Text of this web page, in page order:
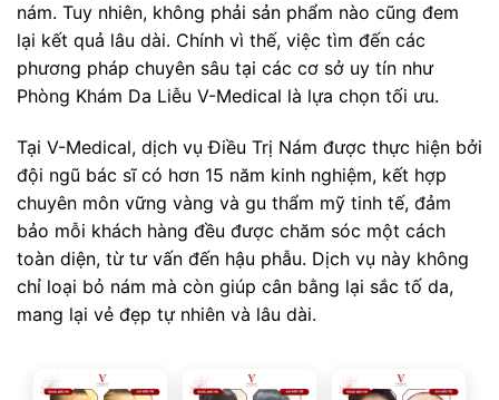
nám. Tuy nhiên, không phải sản phẩm nào cũng đem
lại kết quả lâu dài. Chính vì thế, việc tìm đến các
phương pháp chuyên sâu tại các cơ sở uy tín như
Phòng Khám Da Liễu V-Medical là lựa chọn tối ưu.
Tại V-Medical, dịch vụ Điều Trị Nám được thực hiện bởi
đội ngũ bác sĩ có hơn 15 năm kinh nghiệm, kết hợp
chuyên môn vững vàng và gu thẩm mỹ tinh tế, đảm
bảo mỗi khách hàng đều được chăm sóc một cách
toàn diện, từ tư vấn đến hậu phẫu. Dịch vụ này không
chỉ loại bỏ nám mà còn giúp cân bằng lại sắc tố da,
mang lại vẻ đẹp tự nhiên và lâu dài.